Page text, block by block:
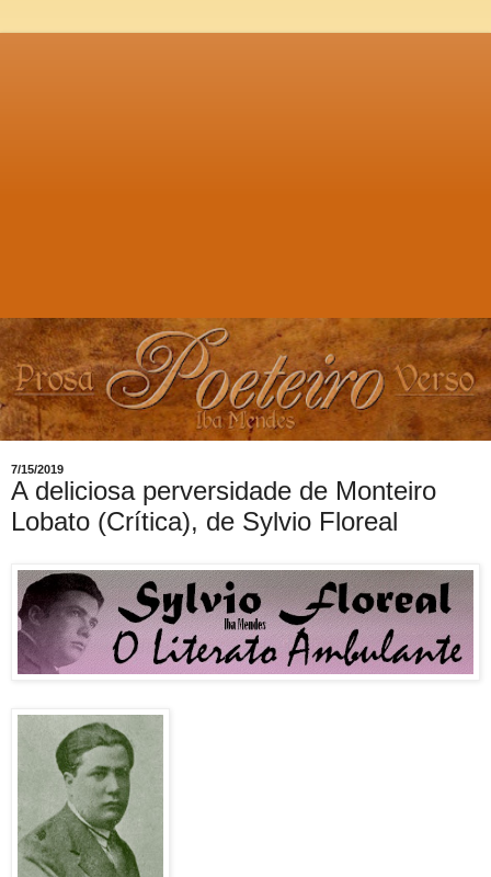
7/15/2019
A deliciosa perversidade de Monteiro
Lobato (Crítica), de Sylvio Floreal